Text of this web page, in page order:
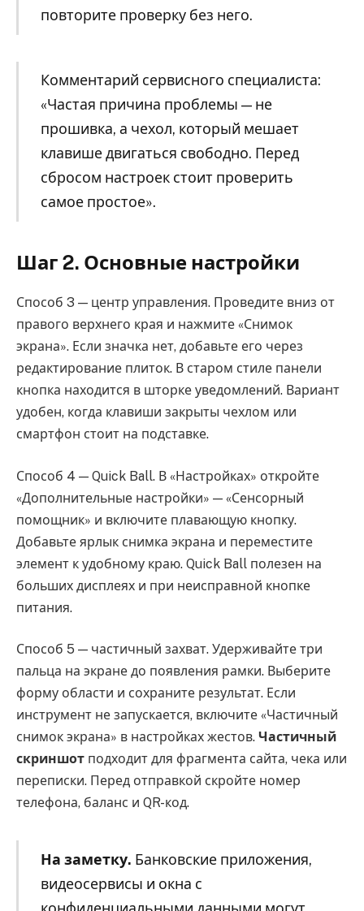
повторите проверку без него.
Комментарий сервисного специалиста:
«Частая причина проблемы — не
прошивка, а чехол, который мешает
клавише двигаться свободно. Перед
сбросом настроек стоит проверить
самое простое».
Шаг 2. Основные настройки
Способ 3 — центр управления. Проведите вниз от
правого верхнего края и нажмите «Снимок
экрана». Если значка нет, добавьте его через
редактирование плиток. В старом стиле панели
кнопка находится в шторке уведомлений. Вариант
удобен, когда клавиши закрыты чехлом или
смартфон стоит на подставке.
Способ 4 — Quick Ball. В «Настройках» откройте
«Дополнительные настройки» — «Сенсорный
помощник» и включите плавающую кнопку.
Добавьте ярлык снимка экрана и переместите
элемент к удобному краю. Quick Ball полезен на
больших дисплеях и при неисправной кнопке
питания.
Способ 5 — частичный захват. Удерживайте три
пальца на экране до появления рамки. Выберите
форму области и сохраните результат. Если
инструмент не запускается, включите «Частичный
снимок экрана» в настройках жестов. Частичный
скриншот подходит для фрагмента сайта, чека или
переписки. Перед отправкой скройте номер
телефона, баланс и QR-код.
На заметку. Банковские приложения,
видеосервисы и окна с